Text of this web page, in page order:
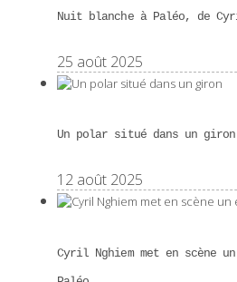
Nuit blanche à Paléo, de
25 août 2025
Un polar situé dans un giron
12 août 2025
Cyril Nghiem met en scène